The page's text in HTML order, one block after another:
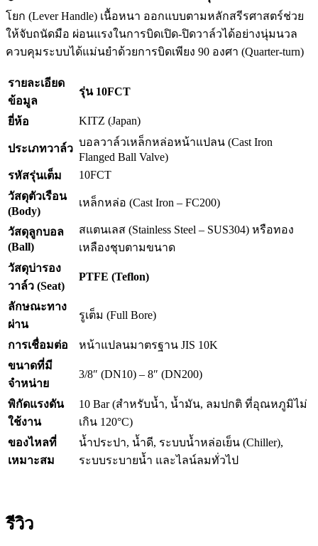
โยก (Lever Handle) เนื้อหนา ออกแบบตามหลักสรีรศาสตร์ช่วย
ให้จับถนัดมือ ผ่อนแรงในการบิดเปิด-ปิดวาล์วได้อย่างนุ่มนวล
ควบคุมระบบได้แม่นยำด้วยการบิดเพียง 90 องศา (Quarter-turn)
รายละเอียด
ข้อมูล
รุ่น 10FCT
ยี่ห้อ KITZ (Japan)
ประเภทวาล์ว
บอลวาล์วเหล็กหล่อหน้าแปลน (Cast Iron
Flanged Ball Valve)
รหัสรุ่นเต็ม
10FCT
วัสดุตัวเรือน
(Body)
เหล็กหล่อ (Cast Iron – FC200)
วัสดุลูกบอล
(Ball)
สแตนเลส (Stainless Steel – SUS304) หรือทอง
เหลืองชุบตามขนาด
วัสดุบ่ารอง
วาล์ว (Seat)
PTFE (Teflon)
ลักษณะทาง
ผ่าน
รูเต็ม (Full Bore)
การเชื่อมต่อ
หน้าแปลนมาตรฐาน JIS 10K
ขนาดที่มี
จำหน่าย
3/8″ (DN10) – 8″ (DN200)
พิกัดแรงดัน
ใช้งาน
10 Bar (สำหรับน้ำ, น้ำมัน, ลมปกติ ที่อุณหภูมิไม่
เกิน 120°C)
ของไหลที่
เหมาะสม
น้ำประปา, น้ำดี, ระบบน้ำหล่อเย็น (Chiller),
ระบบระบายน้ำ และไลน์ลมทั่วไป
รีวิว